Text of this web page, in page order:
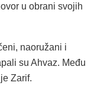
u obrani svojih
naoružani i
su Ahvaz. Među
Zarif.